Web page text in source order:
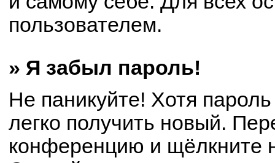
пользователем.
» Я забыл пароль!
Не паникуйте! Хотя
легко получить новый.
конференцию и щёлкните